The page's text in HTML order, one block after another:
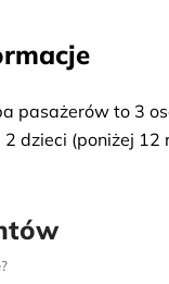
pasażerów to 3
2 dzieci (poniżej 12